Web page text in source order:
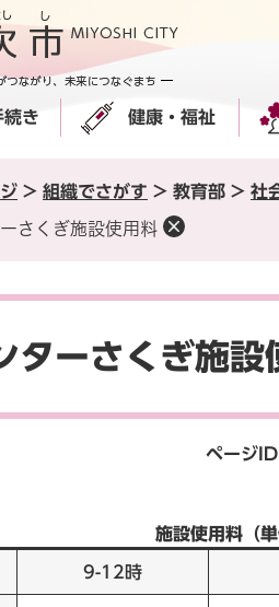
続き 健康・福祉
> 組織でさがす > 教育部 > 社
さくぎ施設使用料
ターさくぎ施設
ページ
施設使用料（単
9-12時